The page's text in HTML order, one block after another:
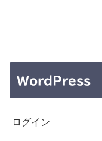
WordPress
ログイン